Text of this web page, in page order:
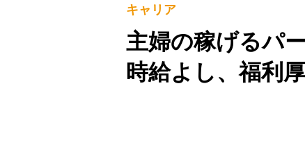
キャリア
主婦の稼げるパ
時給よし、福利